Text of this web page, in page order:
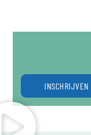
INSCHRIJVEN